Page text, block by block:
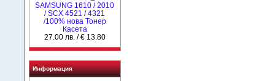
SAMSUNG 1610 / 2010
/ SCX 4521 / 4321
/100% нова Toнер
Касета
27.00 лв. / € 13.80
Информация